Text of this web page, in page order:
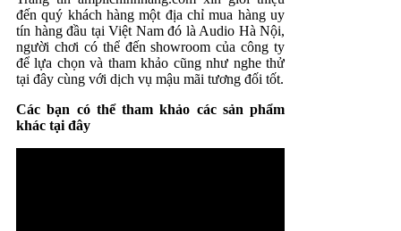
đến quý khách hàng một địa chỉ mua hàng uy
tín hàng đầu tại Việt Nam đó là Audio Hà Nội,
người chơi có thể đến showroom của công ty
để lựa chọn và tham khảo cũng như nghe thử
tại đây cùng với dịch vụ mậu mãi tương đối tốt.
Các bạn có thể tham khảo các sản phẩm
khác tại đây